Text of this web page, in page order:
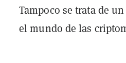
Tampoco se trata de
el mundo de las